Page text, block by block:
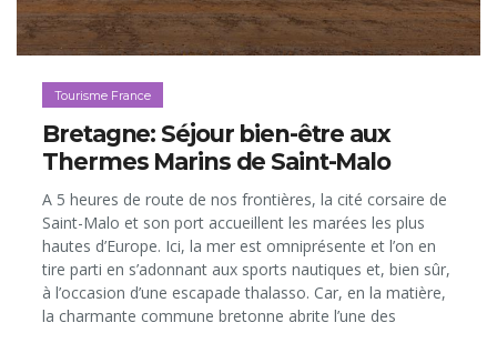
Tourisme France
Bretagne: Séjour bien-être aux
Thermes Marins de Saint-Malo
A 5 heures de route de nos frontières, la cité corsaire de
Saint-Malo et son port accueillent les marées les plus
hautes d’Europe. Ici, la mer est omniprésente et l’on en
tire parti en s’adonnant aux sports nautiques et, bien sûr,
à l’occasion d’une escapade thalasso. Car, en la matière,
la charmante commune bretonne abrite l’une des